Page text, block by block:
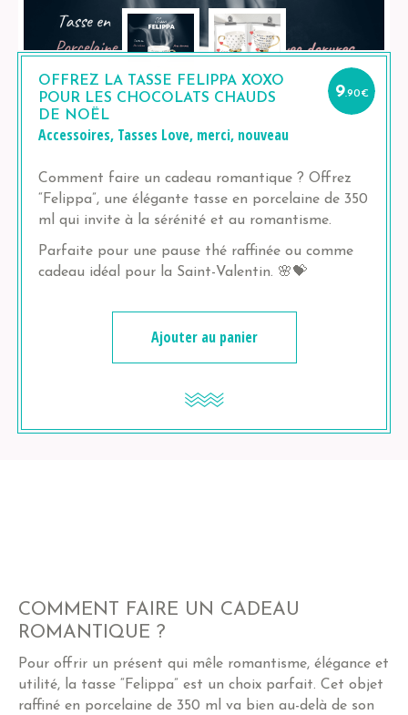
OFFREZ LA TASSE FELIPPA XOXO
POUR LES CHOCOLATS CHAUDS
DE NOËL
Accessoires, Tasses Love, merci, nouveau
9.90€
Comment faire un cadeau romantique ? Offrez
“Felippa”, une élégante tasse en porcelaine de 350
ml qui invite à la sérénité et au romantisme.
Parfaite pour une pause thé raffinée ou comme
cadeau idéal pour la Saint-Valentin. 🌸💝
Ajouter au panier
COMMENT FAIRE UN CADEAU
ROMANTIQUE ?
Pour offrir un présent qui mêle romantisme, élégance et
utilité, la tasse “Felippa” est un choix parfait. Cet objet
raffiné en porcelaine de 350 ml va bien au-delà de son